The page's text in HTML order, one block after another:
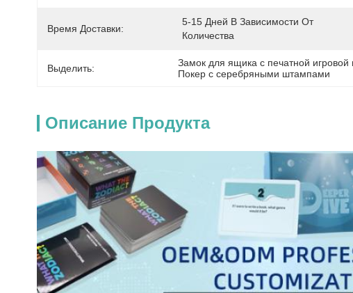
Время Доставки:
5-15 Дней В Зависимости От
Количества
Выделить: Замок для ящика с печатной игровой
Покер с серебряными штампами
Описание Продукта